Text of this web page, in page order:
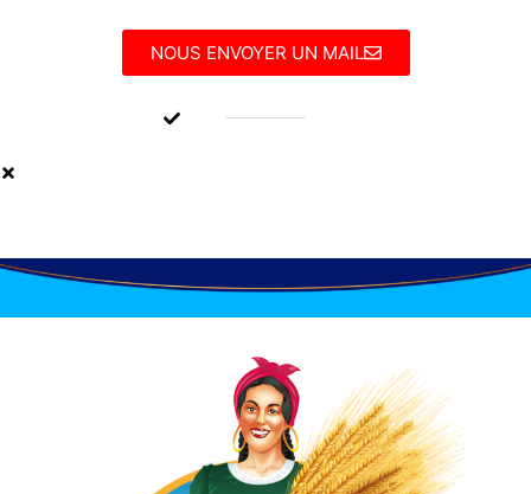
NOUS ENVOYER UN MAIL
Tel : +213 661 155 615